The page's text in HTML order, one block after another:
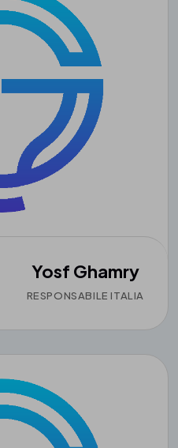
Yosf Ghamry
RESPONSABILE ITALIA